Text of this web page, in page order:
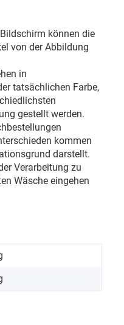
können die
von der Abbildung
in
tatsächlichen Farbe,
gestellt werden.
kommen
darstellt.
Verarbeitung zu
Wäsche eingehen